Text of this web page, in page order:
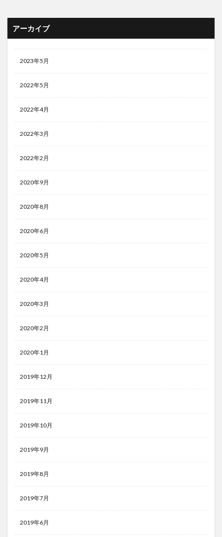
アーカイブ
2023年5月
2022年5月
2022年4月
2022年3月
2022年2月
2020年9月
2020年8月
2020年6月
2020年5月
2020年4月
2020年3月
2020年2月
2020年1月
2019年12月
2019年11月
2019年10月
2019年9月
2019年8月
2019年7月
2019年6月